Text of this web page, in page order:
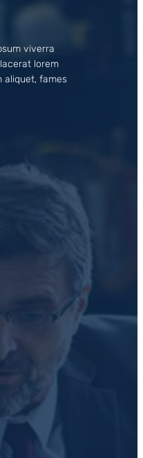
viverra
lorem
aliquet, fames